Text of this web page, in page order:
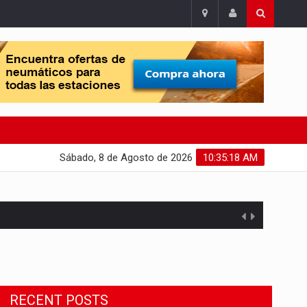
10:35:19 AM
Sábado, 8 de Agosto de 2026
RECENT POSTSThe proposal involves resettling one